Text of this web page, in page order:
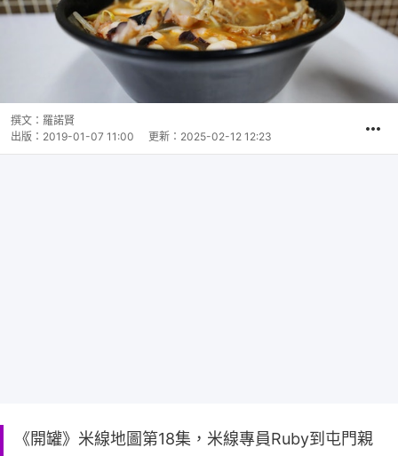
撰文： 羅諾賢
出版： 2019-01-07 11:00 更新： 2025-02-12 12:23
《開罐》米線地圖第18集，米線專員Ruby到屯門親